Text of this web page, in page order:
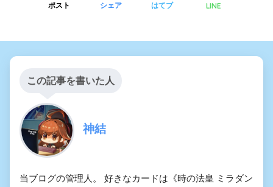
ポスト シェア はてブ LINE
この記事を書いた人
神結
当ブログの管理人。 好きなカードは《時の法皇 ミラダン